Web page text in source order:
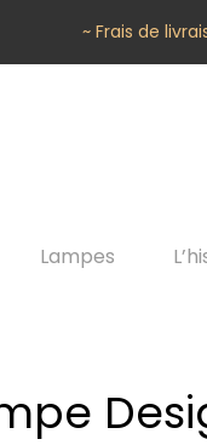
~ Frais de
Lampes